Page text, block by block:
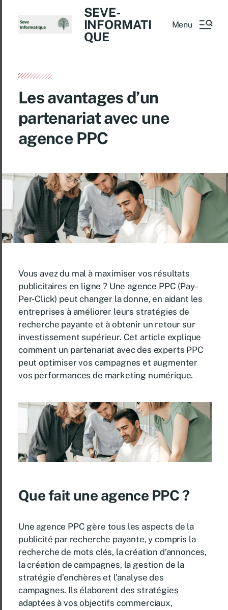
SEVE-
INFORMATI
QUE
Menu
Les avantages d’un
partenariat avec une
agence PPC
Vous avez du mal à maximiser vos résultats
publicitaires en ligne ? Une agence PPC (Pay-
Per-Click) peut changer la donne, en aidant les
entreprises à améliorer leurs stratégies de
recherche payante et à obtenir un retour sur
investissement supérieur. Cet article explique
comment un partenariat avec des experts PPC
peut optimiser vos campagnes et augmenter
vos performances de marketing numérique.
Que fait une agence PPC ?
Une agence PPC gère tous les aspects de la
publicité par recherche payante, y compris la
recherche de mots clés, la création d’annonces,
la création de campagnes, la gestion de la
stratégie d’enchères et l’analyse des
campagnes. Ils élaborent des stratégies
adaptées à vos objectifs commerciaux,